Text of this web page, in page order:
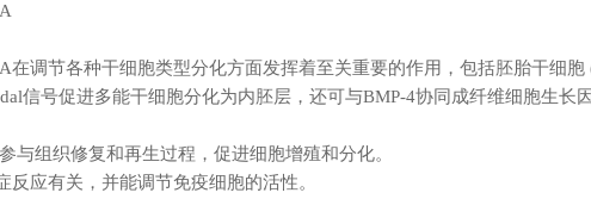
在调节各种干细胞类型分化方面发挥着至关重要的作用，包括胚胎干细胞
信号促进多能干细胞分化为内胚层，还可与BMP-4协同成纤维细胞生长
参与组织修复和再生过程，促进细胞增殖和分化。
反应有关，并能调节免疫细胞的活性。